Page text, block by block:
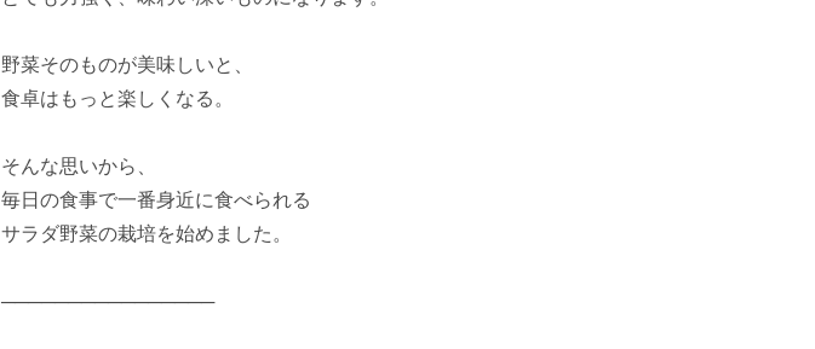
野菜そのものが美味しいと、
食卓はもっと楽しくなる。
そんな思いから、
毎日の食事で一番身近に食べられる
サラダ野菜の栽培を始めました。
────────────────